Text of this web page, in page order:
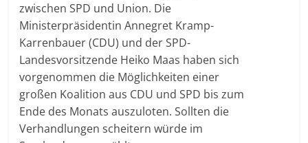
zwischen SPD und Union. Die
Ministerpräsidentin Annegret Kramp-
Karrenbauer (CDU) und der SPD-
Landesvorsitzende Heiko Maas haben sich
vorgenommen die Möglichkeiten einer
großen Koalition aus CDU und SPD bis zum
Ende des Monats auszuloten. Sollten die
Verhandlungen scheitern würde im